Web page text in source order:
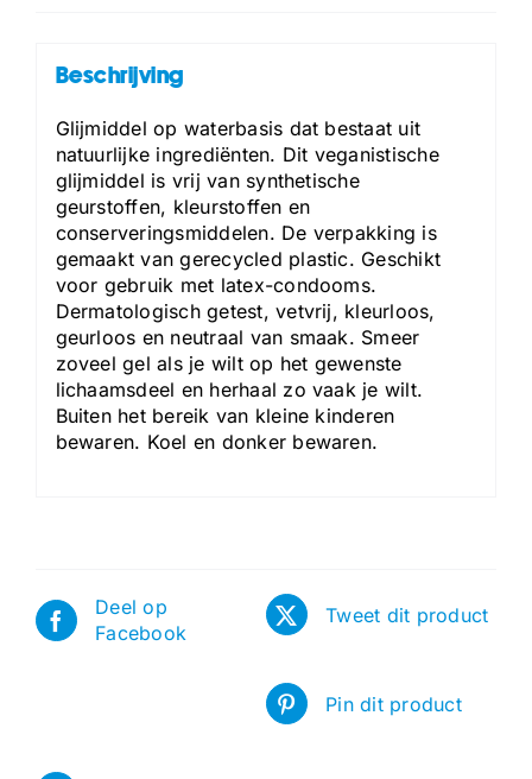
Beschrijving
Glijmiddel op waterbasis dat bestaat uit
natuurlijke ingrediënten. Dit veganistische
glijmiddel is vrij van synthetische
geurstoffen, kleurstoffen en
conserveringsmiddelen. De verpakking is
gemaakt van gerecycled plastic. Geschikt
voor gebruik met latex-condooms.
Dermatologisch getest, vetvrij, kleurloos,
geurloos en neutraal van smaak. Smeer
zoveel gel als je wilt op het gewenste
lichaamsdeel en herhaal zo vaak je wilt.
Buiten het bereik van kleine kinderen
bewaren. Koel en donker bewaren.
Deel op
Facebook
Tweet dit product
Pin dit product